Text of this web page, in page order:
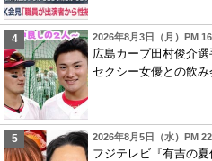
2026年8月3日（月）PM
広島カープ田村俊介選
セクシー女優との飲
2026年8月5日（水）PM
フジテレビ『有吉の